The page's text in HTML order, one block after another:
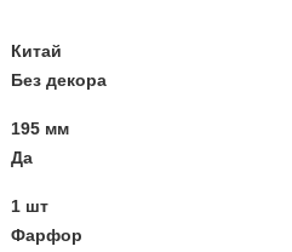
Китай
Без декора
195 мм
Да
1 шт
Фарфор